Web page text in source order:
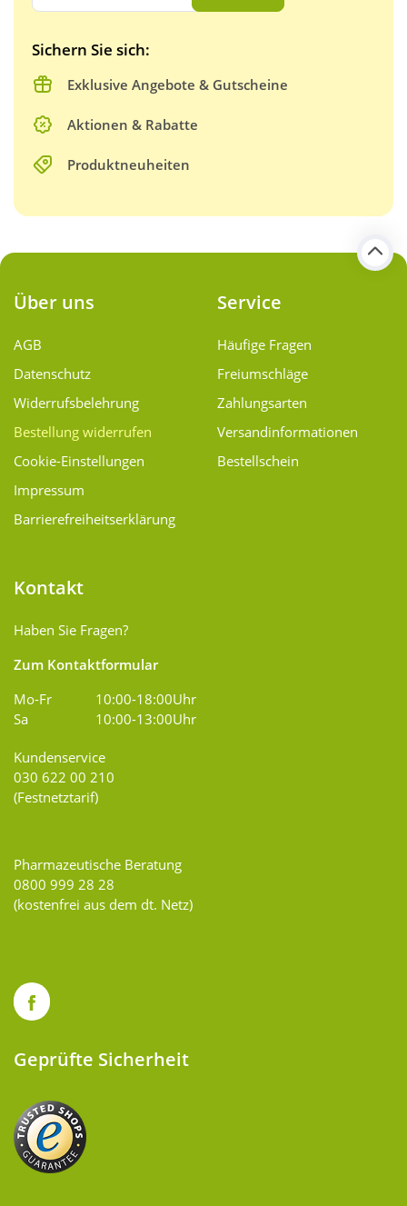
Sichern Sie sich:
Exklusive Angebote & Gutscheine
Aktionen & Rabatte
Produktneuheiten
Über uns
AGB
Datenschutz
Widerrufsbelehrung
Bestellung widerrufen
Cookie-Einstellungen
Impressum
Barrierefreiheitserklärung
Service
Häufige Fragen
Freiumschläge
Zahlungsarten
Versand­informationen
Bestellschein
Kontakt
Haben Sie Fragen?
Zum Kontaktformular
Mo-Fr
10:00-18:00Uhr
Sa
10:00-13:00Uhr
Kundenservice
030 622 00 210
(Festnetztarif)
Pharmazeutische Beratung
0800 999 28 28
(kostenfrei aus dem dt. Netz)
Geprüfte Sicherheit